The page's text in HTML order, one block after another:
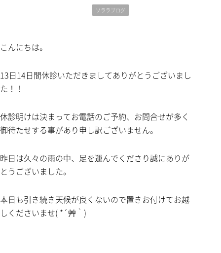
ソララブログ
こんにちは。
13日14日間休診いただきましてありがとうございまし
た！！
休診明けは決まってお電話のご予約、お問合せが多く
御待たせする事があり申し訳ございません。
昨日は久々の雨の中、足を運んでくださり誠にありが
とうございました。
本日も引き続き天候が良くないので置きお付けてお越
しくださいませ( *´艸｀)